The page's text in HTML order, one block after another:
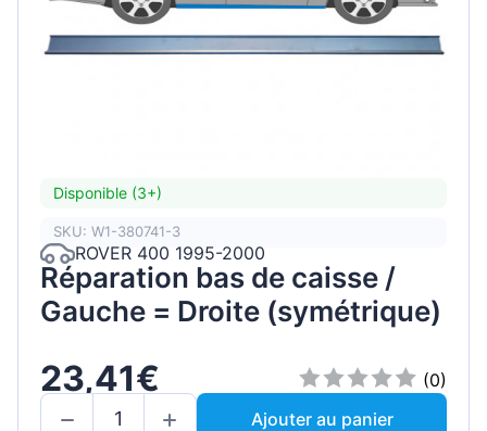
Disponible (3+)
SKU: W1-380741-3
ROVER 400 1995-2000
Réparation bas de caisse /
Gauche = Droite (symétrique)
23,41€
(0)
Ajouter au panier